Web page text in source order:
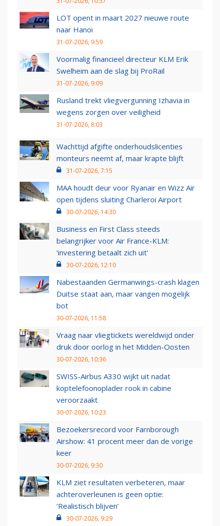
LOT opent in maart 2027 nieuwe route
naar Hanoi
31-07-2026, 9:59
Voormalig financieel directeur KLM Erik
Swelheim aan de slag bij ProRail
31-07-2026, 9:09
Rusland trekt vliegvergunning Izhavia in
wegens zorgen over veiligheid
31-07-2026, 8:03
Wachttijd afgifte onderhoudslicenties
monteurs neemt af, maar krapte blijft
31-07-2026, 7:15
MAA houdt deur voor Ryanair en Wizz Air
open tijdens sluiting Charleroi Airport
30-07-2026, 14:30
Business en First Class steeds
belangrijker voor Air France-KLM:
‘investering betaalt zich uit’
30-07-2026, 12:10
Nabestaanden Germanwings-crash klagen
Duitse staat aan, maar vangen mogelijk
bot
30-07-2026, 11:58
Vraag naar vliegtickets wereldwijd onder
druk door oorlog in het Midden-Oosten
30-07-2026, 10:36
SWISS-Airbus A330 wijkt uit nadat
koptelefoonoplader rook in cabine
veroorzaakt
30-07-2026, 10:23
Bezoekersrecord voor Farnborough
Airshow: 41 procent meer dan de vorige
keer
30-07-2026, 9:30
KLM ziet resultaten verbeteren, maar
achteroverleunen is geen optie:
‘Realistisch blijven’
30-07-2026, 9:29